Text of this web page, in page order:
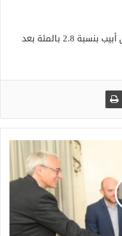
وتراجعت أسهم الشركة في بورصة تل أبيب بنسبة 2.8 بالمئة بعد